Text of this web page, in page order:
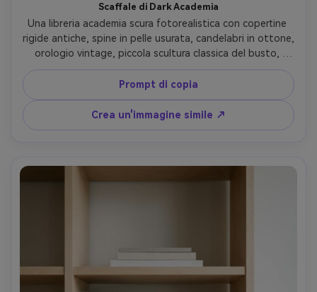
Scaffale di Dark Academia
Una libreria academia scura fotorealistica con copertine
rigide antiche, spine in pelle usurata, candelabri in ottone,
orologio vintage, piccola scultura classica del busto,
scaffali profondi in noce, illuminazione humorous discreta
con ombre della finestra, scattato su Nikon Z7 II 85mm
f/1.8, cornice vicina, contrasto ricco, classificazione
cinematografica dei colori, dettaglio della trama ultra-
realistico-AR 4:5
Prompt di copia
Crea un'immagine simile ↗